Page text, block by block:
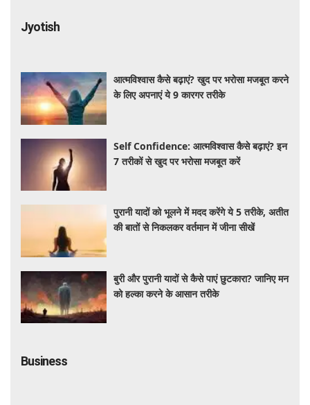
Jyotish
आत्मविश्वास कैसे बढ़ाएं? खुद पर भरोसा मजबूत करने
के लिए अपनाएं ये 9 कारगर तरीके
Self Confidence: आत्मविश्वास कैसे बढ़ाएं? इन
7 तरीकों से खुद पर भरोसा मजबूत करें
पुरानी यादों को भूलने में मदद करेंगे ये 5 तरीके, अतीत
की बातों से निकलकर वर्तमान में जीना सीखें
बुरी और पुरानी यादों से कैसे पाएं छुटकारा? जानिए मन
को हल्का करने के आसान तरीके
Business